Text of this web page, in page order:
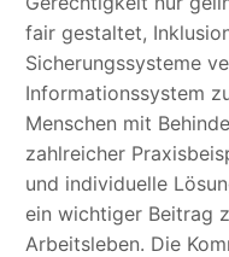
fair gestaltet,
Sicherungssysteme
Informationssystem
Menschen mit
zahlreicher
und individuelle
ein wichtiger Beitrag
Arbeitsleben. Die